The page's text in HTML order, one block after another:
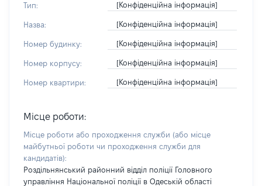
Тип: [Конфіденційна інформація]
Назва: [Конфіденційна інформація]
Номер будинку: [Конфіденційна інформація]
Номер корпусу: [Конфіденційна інформація]
Номер квартири: [Конфіденційна інформація]
Місце роботи:
Місце роботи або проходження служби (або місце
майбутньої роботи чи проходження служби для
кандидатів):
Роздільнянський районний відділ поліції Головного
управління Національної поліції в Одеській області